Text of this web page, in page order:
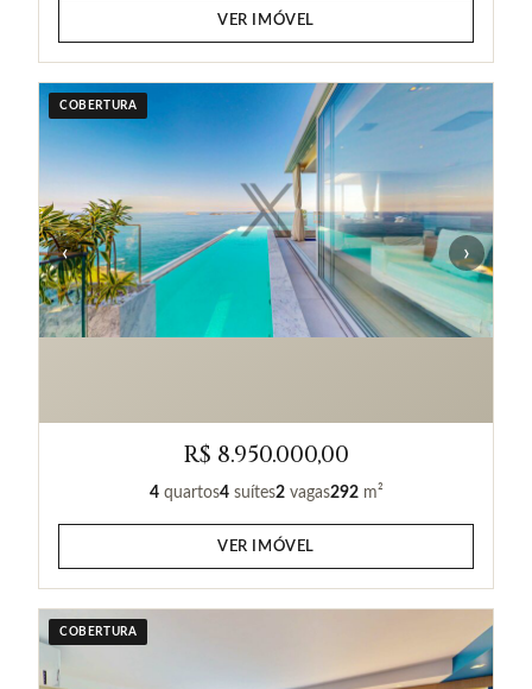
VER IMÓVEL
COBERTURA
‹ ›
R$ 8.950.000,00
4quartos4suítes2vagas292m²
VER IMÓVEL
COBERTURA